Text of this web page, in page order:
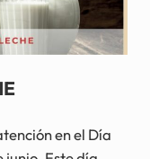
en el Día